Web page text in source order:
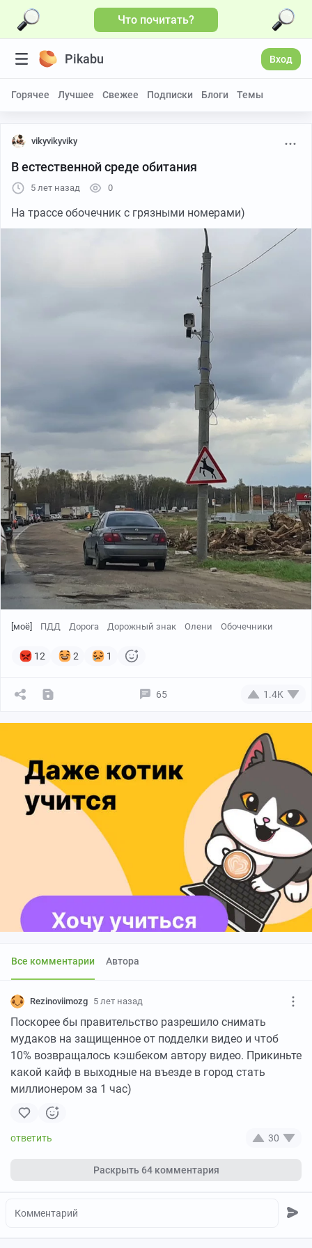
Что почитать?
Pikabu Вход
Горячее Лучшее Свежее Подписки Блоги Темы
vikyvikyviky
В естественной среде обитания
5 лет назад 0
На трассе обочечник с грязными номерами)
[моё] ПДД Дорога Дорожный знак Олени Обочечники
12 2 1
65 1.4K
Все комментарии Автора
Rezinoviimozg 5 лет назад
Поскорее бы правительство разрешило снимать
мудаков на защищенное от подделки видео и чтоб
10% возвращалось кэшбеком автору видео. Прикиньте
какой кайф в выходные на въезде в город стать
миллионером за 1 час)
30
Раскрыть64 комментария